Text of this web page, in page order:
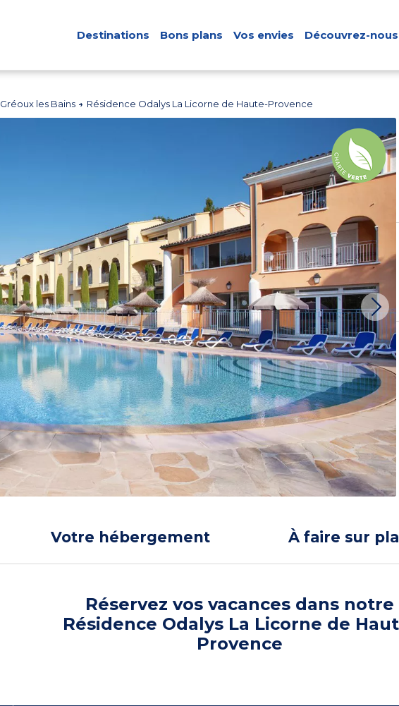
Destinations Bons plans Vos envies Découvrez-nous
Gréoux les Bains Résidence Odalys La Licorne de Haute-Provence
Votre hébergement À faire sur
Réservez vos vacances dans notre
Résidence Odalys La Licorne de
Provence